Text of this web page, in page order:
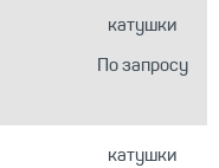
катушки
По запросу
катушки